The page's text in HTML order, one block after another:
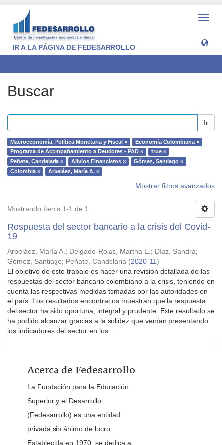
IR A LA PÁGINA DE FEDESARROLLO
Buscar
Ir
Macroeconomía, Política Monetaria y Fiscal ×
Economía Colombiana ×
Programa de Acompañamiento a Deudores - PAD ×
true ×
Peñate, Candelaria ×
Alivios Financieros ×
Gómez, Santiago ×
Colombia ×
Arbeláez, María A. ×
Mostrar filtros avanzados
Mostrando ítems 1-1 de 1
Respuesta del sector bancario a la crisis del Covid-
19
Arbeláez, María A.; Delgado-Rojas, Martha E.; Díaz, Sandra;
Gómez, Santiago; Peñate, Candelaria (2020-11)
El objetivo de este trabajo es hacer una revisión detallada de las
respuestas del sector bancario colombiano a la crisis, teniendo en
cuenta las respectivas medidas tomadas por las autoridades en
el país. Los resultados encontrados muestran que la respuesta
del sector ha sido oportuna, integral y prudente. Este resultado se
ha podido alcanzar gracias a la solidez que venían presentando
los indicadores del sector en los ...
Acerca de Fedesarrollo
La Fundación para la Educación
Superior y el Desarrollo
(Fedesarrollo) es una entidad
privada sin ánimo de lucro.
Establecida en 1970, se dedica a